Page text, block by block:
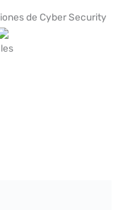
de Cyber Security